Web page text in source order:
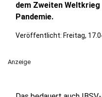
dem Zweiten
Pandemie.
Veröffentlicht: Freitag,
Anzeige